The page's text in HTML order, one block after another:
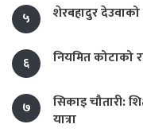
५ शेरबहादुर देउवाको
६ नियमित
७
सिकाइ चौतारी:
यात्रा